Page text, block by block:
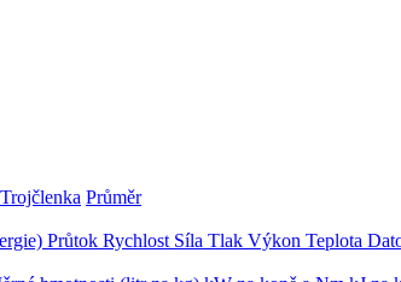
Trojčlenka Průměr
Průtok Rychlost Síla Tlak Výkon Teplota